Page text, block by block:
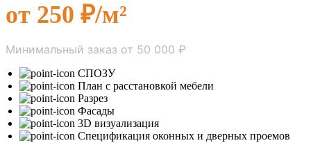
от 250 ₽/м²
Минимальный заказ от 50 000 ₽
СПОЗУ
План с расстановкой мебели
Разрез
Фасады
3D визуализация
Спецификация оконных и дверных проемов